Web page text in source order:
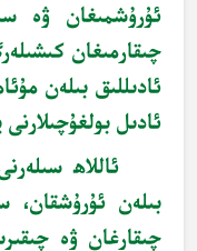
ئۇرۇشمىغان ۋە
چىقارمىغان
ئادىللىق بىلەن
ئادىل
ئاللاھ
بىلەن ئۇرۇشقان،
چىقارغان ۋە